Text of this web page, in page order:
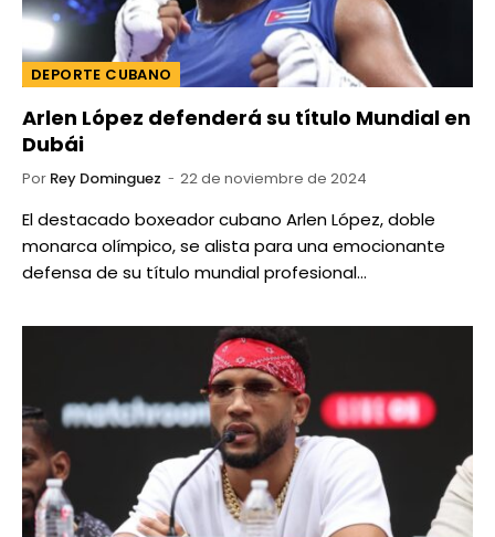
DEPORTE CUBANO
Arlen López defenderá su título Mundial en
Dubái
Por Rey Dominguez 22 de noviembre de 2024
El destacado boxeador cubano Arlen López, doble
monarca olímpico, se alista para una emocionante
defensa de su título mundial profesional…